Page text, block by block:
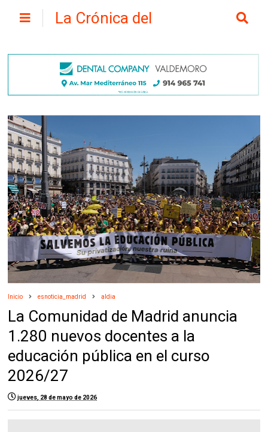
La Crónica del
Inicio esnoticia_madrid aldia
La Comunidad de Madrid anuncia
1.280 nuevos docentes a la
educación pública en el curso
2026/27
jueves, 28 de mayo de 2026